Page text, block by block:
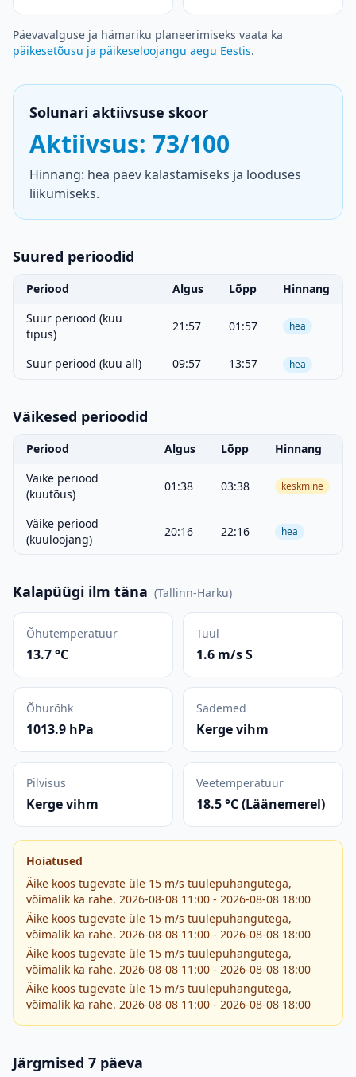
Päevavalguse ja hämariku planeerimiseks vaata ka
päikesetõusu ja päikeseloojangu aegu Eestis.
Solunari aktiivsuse skoor
Aktiivsus: 73/100
Hinnang: hea päev kalastamiseks ja looduses
liikumiseks.
Suured perioodid
Periood Algus Lõpp
Hinnang
Suur periood (kuu
tipus)
21:57 01:57 hea
Suur periood (kuu all) 09:57 13:57 hea
Väikesed perioodid
Periood Algus Lõpp
Hinnang
Väike periood
(kuutõus)
01:38 03:38 keskmine
Väike periood
(kuuloojang)
20:16 22:16 hea
Kalapüügi ilm täna (Tallinn-Harku)
Õhutemperatuur
13.7 °C
Tuul
1.6 m/s S
Õhurõhk
1013.9 hPa
Sademed
Kerge vihm
Pilvisus
Kerge vihm
Veetemperatuur
18.5 °C (Läänemerel)
Hoiatused
Äike koos tugevate üle 15 m/s tuulepuhangutega,
võimalik ka rahe. 2026-08-08 11:00 - 2026-08-08 18:00
Äike koos tugevate üle 15 m/s tuulepuhangutega,
võimalik ka rahe. 2026-08-08 11:00 - 2026-08-08 18:00
Äike koos tugevate üle 15 m/s tuulepuhangutega,
võimalik ka rahe. 2026-08-08 11:00 - 2026-08-08 18:00
Äike koos tugevate üle 15 m/s tuulepuhangutega,
võimalik ka rahe. 2026-08-08 11:00 - 2026-08-08 18:00
Järgmised 7 päeva